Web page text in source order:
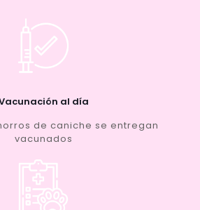
al día
de caniche se entregan
vacunados